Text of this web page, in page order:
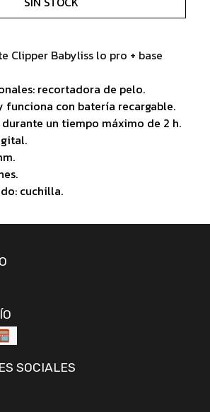
Clipper Babyliss lo pro + base
recortadora de pelo.
funciona con batería recargable.
un tiempo máximo de 2 h.
cuchilla.
SOCIALES